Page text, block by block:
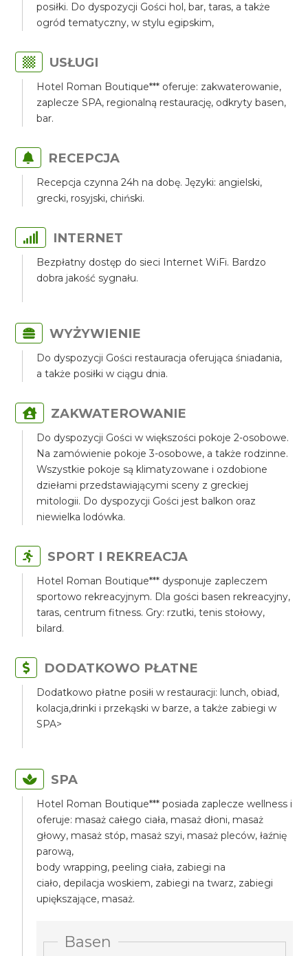
posiłki. Do dyspozycji Gości hol, bar, taras, a także
ogród tematyczny, w stylu egipskim,
USŁUGI
Hotel Roman Boutique*** oferuje: zakwaterowanie,
zaplecze SPA, regionalną restaurację, odkryty basen,
bar.
RECEPCJA
Recepcja czynna 24h na dobę. Języki: angielski,
grecki, rosyjski, chiński.
INTERNET
Bezpłatny dostęp do sieci Internet WiFi. Bardzo
dobra jakość sygnału.
WYŻYWIENIE
Do dyspozycji Gości restauracja oferująca śniadania,
a także posiłki w ciągu dnia.
ZAKWATEROWANIE
Do dyspozycji Gości w większości pokoje 2-osobowe.
Na zamówienie pokoje 3-osobowe, a także rodzinne.
Wszystkie pokoje są klimatyzowane i ozdobione
dziełami przedstawiającymi sceny z greckiej
mitologii. Do dyspozycji Gości jest balkon oraz
niewielka lodówka.
SPORT I REKREACJA
Hotel Roman Boutique*** dysponuje zapleczem
sportowo rekreacyjnym. Dla gości basen rekreacyjny,
taras, centrum fitness. Gry: rzutki, tenis stołowy,
bilard.
DODATKOWO PŁATNE
Dodatkowo płatne posiłi w restauracji: lunch, obiad,
kolacja,drinki i przekąski w barze, a także zabiegi w
SPA>
SPA
Hotel Roman Boutique*** posiada zaplecze wellness i
oferuje: masaż całego ciała, masaż dłoni, masaż
głowy, masaż stóp, masaż szyi, masaż pleców, łaźnię
parową,
body wrapping, peeling ciała, zabiegi na
ciało, depilacja woskiem, zabiegi na twarz, zabiegi
upiększające, masaż.
Basen